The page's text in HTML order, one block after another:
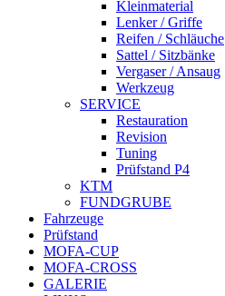
Kleinmaterial
Lenker / Griffe
Reifen / Schläuche
Sattel / Sitzbänke
Vergaser / Ansaug
Werkzeug
SERVICE
Restauration
Revision
Tuning
Prüfstand P4
KTM
FUNDGRUBE
Fahrzeuge
Prüfstand
MOFA-CUP
MOFA-CROSS
GALERIE